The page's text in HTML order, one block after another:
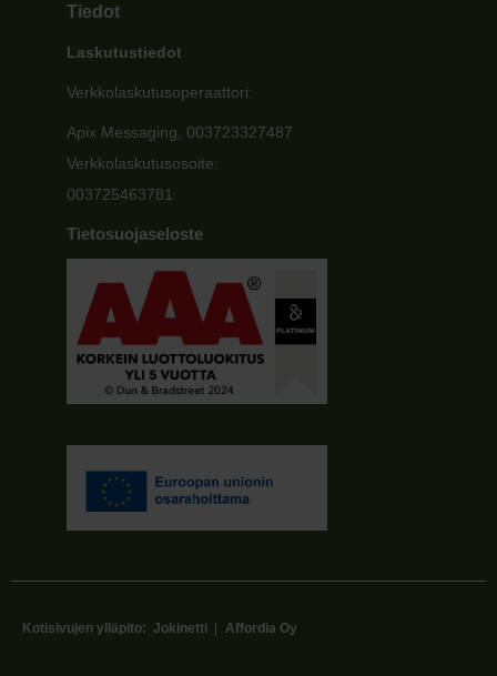
Tiedot
Laskutustiedot
Verkkolaskutusoperaattori:
Apix Messaging, 003723327487
Verkkolaskutusosoite:
003725463781
Tietosuojaseloste
Kotisivujen ylläpito: Jokinetti | Affordia Oy